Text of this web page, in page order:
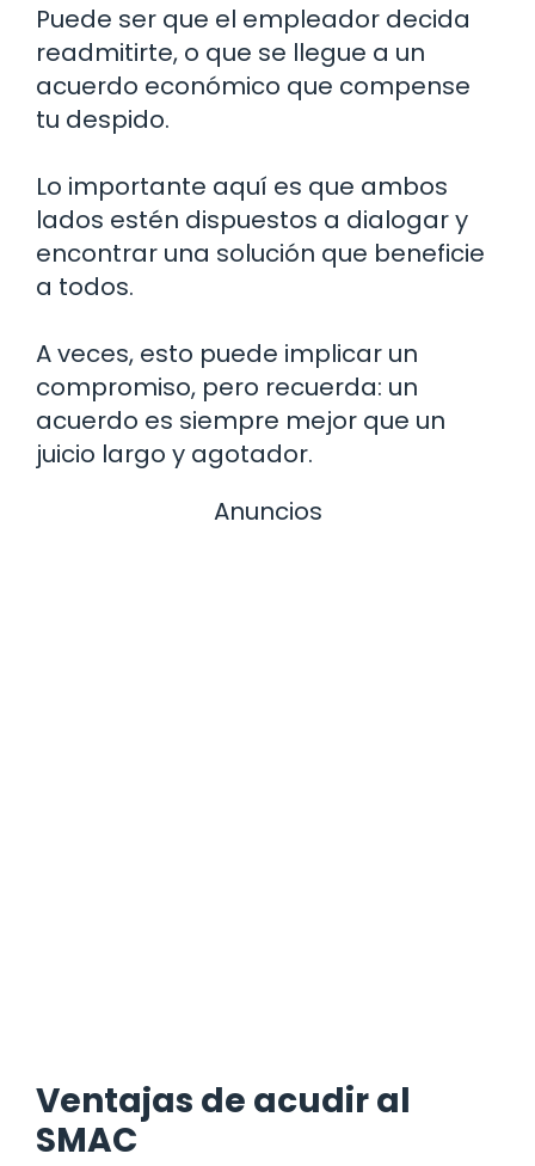
Puede ser que el empleador decida
readmitirte, o que se llegue a un
acuerdo económico que compense
tu despido.
Lo importante aquí es que ambos
lados estén dispuestos a dialogar y
encontrar una solución que beneficie
a todos.
A veces, esto puede implicar un
compromiso, pero recuerda: un
acuerdo es siempre mejor que un
juicio largo y agotador.
Anuncios
Ventajas de acudir al
SMAC